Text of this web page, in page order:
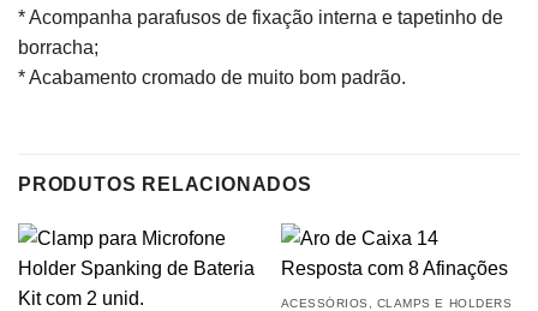
* Acompanha parafusos de fixação interna e tapetinho de
borracha;
* Acabamento cromado de muito bom padrão.
PRODUTOS RELACIONADOS
ACESSÓRIOS, CLAMPS E HOLDERS